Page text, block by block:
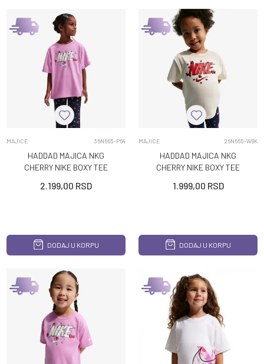
MAJICE 36N665-P64
HADDAD MAJICA NKG
CHERRY NIKE BOXY TEE
2.199,00 RSD
DODAJ U KORPU
MAJICE 26N665-W8K
HADDAD MAJICA NKG
CHERRY NIKE BOXY TEE
1.999,00 RSD
DODAJ U KORPU